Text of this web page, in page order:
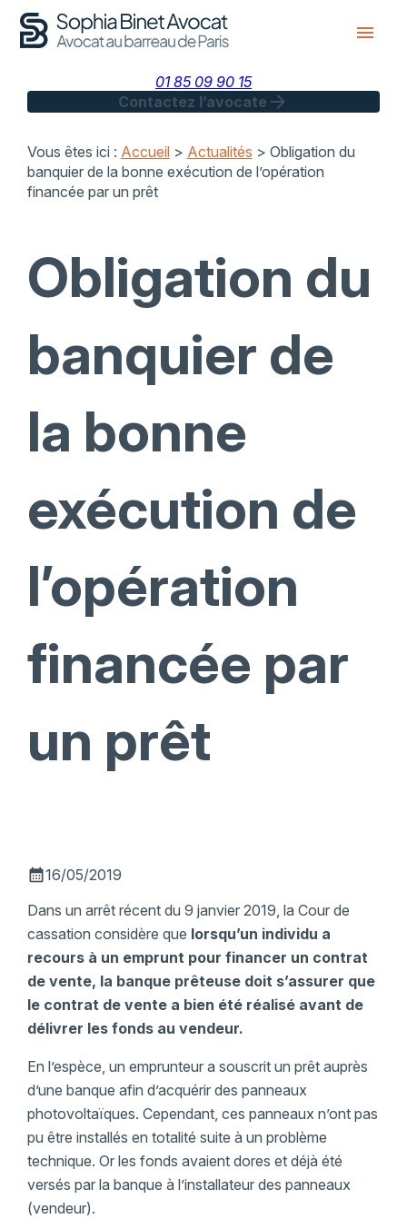
menu
01 85 09 90 15
Contactez l’avocate arrow_forward
Vous êtes ici : Accueil> Actualités > Obligation du
banquier de la bonne exécution de l’opération
financée par un prêt
Obligation du
banquier de
la bonne
exécution de
l’opération
financée par
un prêt
calendar_month16/05/2019
Dans un arrêt récent du 9 janvier 2019, la Cour de
cassation considère que lorsqu’un individu a
recours à un emprunt pour financer un contrat
de vente, la banque prêteuse doit s’assurer que
le contrat de vente a bien été réalisé avant de
délivrer les fonds au vendeur.
En l’espèce, un emprunteur a souscrit un prêt auprès
d’une banque afin d’acquérir des panneaux
photovoltaïques. Cependant, ces panneaux n’ont pas
pu être installés en totalité suite à un problème
technique. Or les fonds avaient dores et déjà été
versés par la banque à l’installateur des panneaux
(vendeur).
Panneau de gestion des cookies